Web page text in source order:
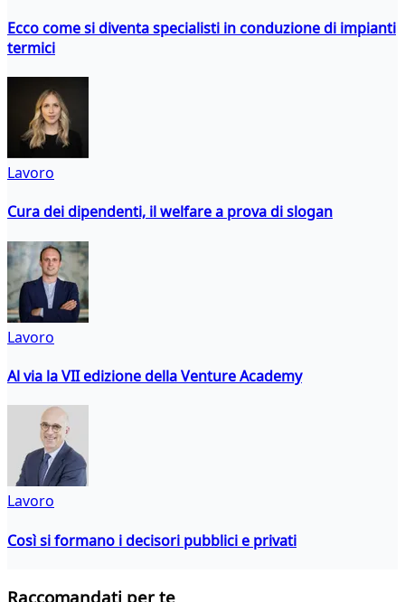
Ecco come si diventa specialisti in conduzione di impianti
termici
Lavoro
Cura dei dipendenti, il welfare a prova di slogan
Lavoro
Al via la VII edizione della Venture Academy
Lavoro
Così si formano i decisori pubblici e privati
Raccomandati per te